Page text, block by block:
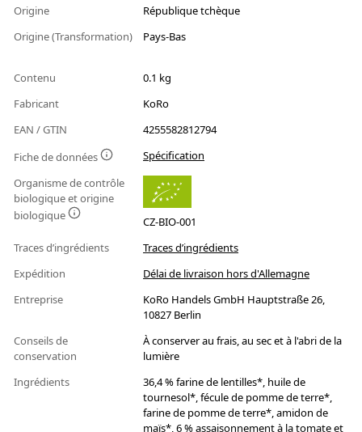
Origine
République tchèque
Origine (Transformation)
Pays-Bas
Contenu
0.1 kg
Fabricant
KoRo
EAN / GTIN
4255582812794
Fiche de données
Spécification
Organisme de contrôle
biologique et origine
biologique
CZ-BIO-001
Traces d’ingrédients
Traces d’ingrédients
Expédition
Délai de livraison hors d'Allemagne
Entreprise
KoRo Handels GmbH Hauptstraße 26,
10827 Berlin
Conseils de
conservation
À conserver au frais, au sec et à l'abri de la
lumière
Ingrédients
36,4 % farine de lentilles*, huile de
tournesol*, fécule de pomme de terre*,
farine de pomme de terre*, amidon de
maïs*, 6 % assaisonnement à la tomate et